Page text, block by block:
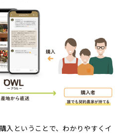
入ということで、わかりやすくイ